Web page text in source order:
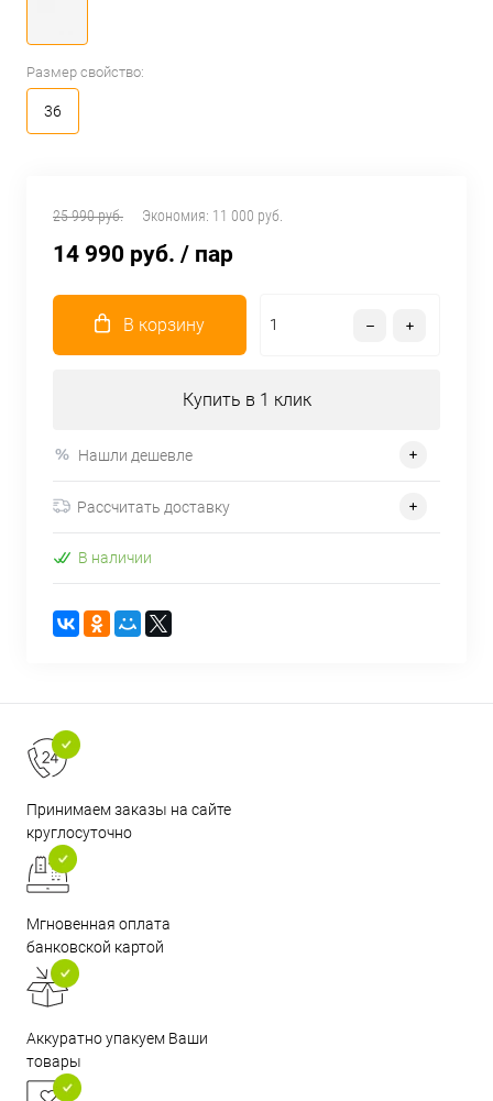
Размер свойство:
36
25 990 руб. Экономия: 11 000 руб.
14 990 руб. / пар
В корзину
Купить в 1 клик
Нашли дешевле
Рассчитать доставку
В наличии
Принимаем заказы на сайте
круглосуточно
Мгновенная оплата
банковской картой
Аккуратно упакуем Ваши
товары